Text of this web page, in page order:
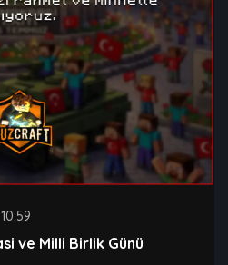
ve Milli Birlik Günü